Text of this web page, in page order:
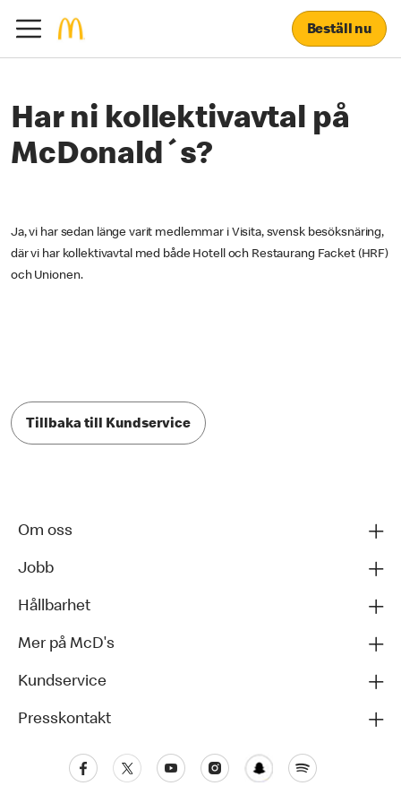
Beställ nu
Har ni kollektivavtal på
McDonald´s?
Ja, vi har sedan länge varit medlemmar i Visita, svensk besöksnäring,
där vi har kollektivavtal med både Hotell och Restaurang Facket (HRF)
och Unionen.
Tillbaka till Kundservice
Om oss
Jobb
Hållbarhet
Mer på McD's
Kundservice
Presskontakt